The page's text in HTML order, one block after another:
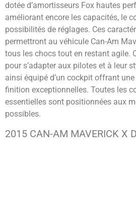
dotée d’amortisseurs Fox hautes
améliorant encore les capacités, le
possibilités de réglages. Ces
permettront au véhicule Can-Am
tous les chocs tout en restant agile.
pour s’adapter aux pilotes et à leur
ainsi équipé d’un cockpit offrant
finition exceptionnelles. Toutes les
essentielles sont positionnées aux
possibles.
2015 CAN-AM MAVERICK X